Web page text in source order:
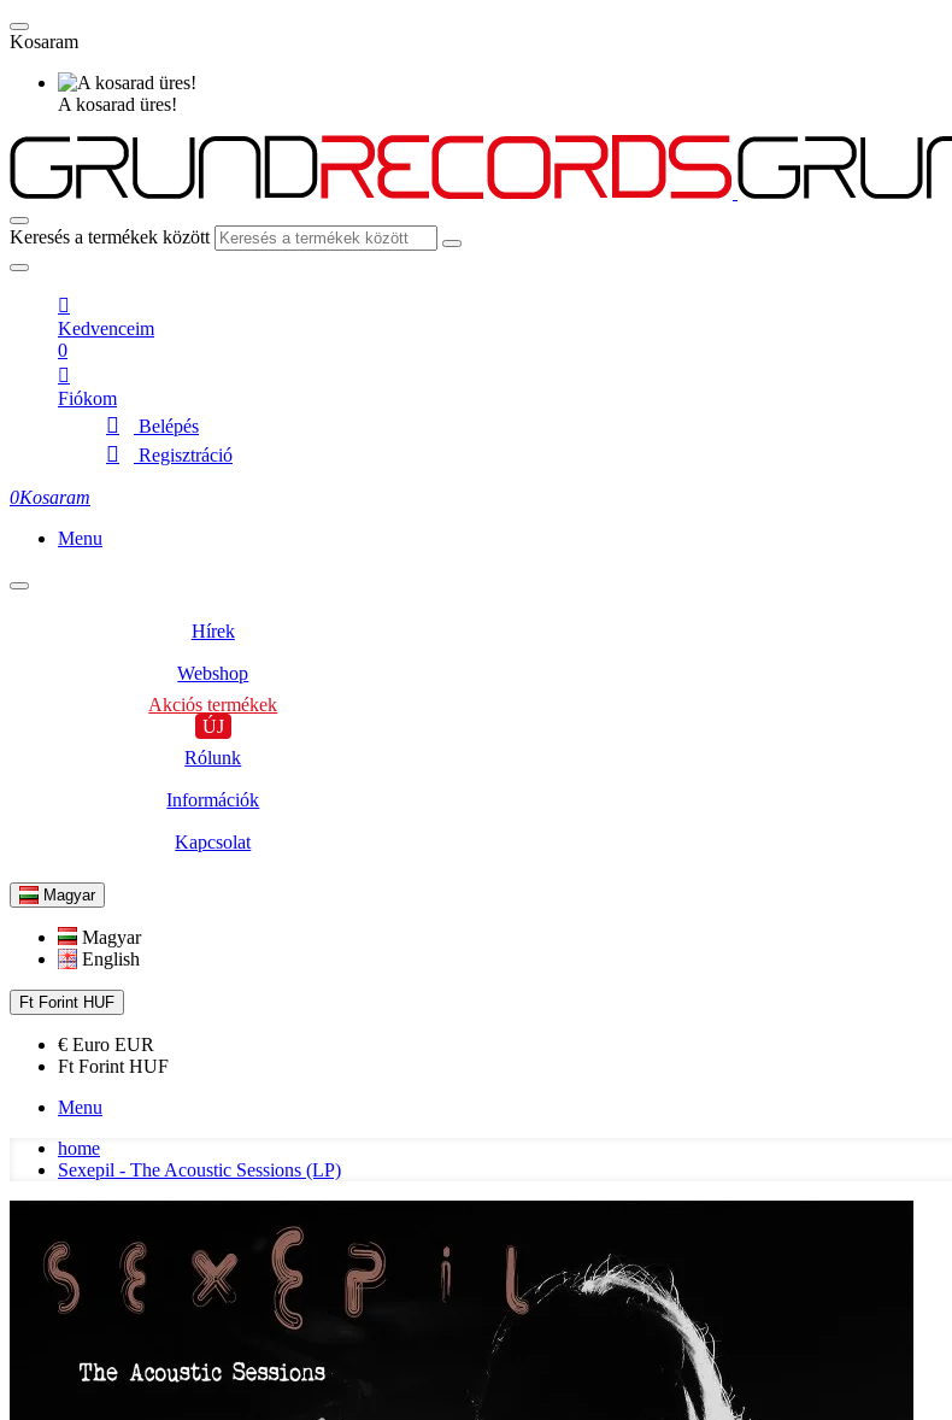
Kosaram
A kosarad üres!
Keresés a termékek között
Kedvenceim
0
Fiókom
Belépés
Regisztráció
0Kosaram
Menu
Hírek
Webshop
Akciós termékek
ÚJ
Rólunk
Információk
Kapcsolat
Magyar
Magyar
English
Ft Forint HUF
€ Euro EUR
Ft Forint HUF
Menu
home
Sexepil - The Acoustic Sessions (LP)